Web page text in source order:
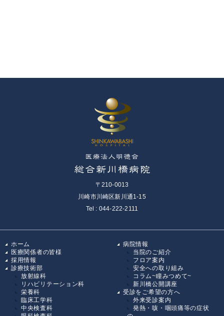
〒210-0013
川崎市川崎区新川通1-15
Tel : 044-222-2111
ホーム
医療関係者の皆様
採用情報
診療技術部
放射線科
リハビリテーション科
栄養科
臨床工学科
中央検査科
病院情報
当院のご紹介
フロア案内
安全への取り組み
コラム~瞳みつめて~
新川橋公開講座
受診をご希望の方へ
外来受診案内
発熱・咳・咽頭痛等の症状